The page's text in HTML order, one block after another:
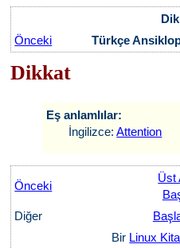
Önceki
Türkçe
Dikkat
Eş anlamlılar:
İngilizce:Attention
Önceki
Üst
Diğer
Bir Linux